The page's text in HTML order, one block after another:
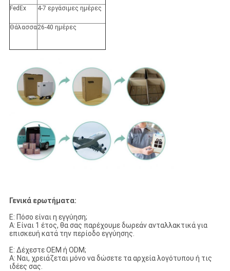
FedEx 4-7 εργάσιμες ημέρες
Θάλασσα 26-40 ημέρες
Γενικά ερωτήματα:
Ε: Πόσο είναι η εγγύηση;
Α: Είναι 1 έτος, θα σας παρέχουμε δωρεάν ανταλλακτικά για
επισκευή κατά την περίοδο εγγύησης.
Ε: Δέχεστε OEM ή ODM;
Α: Ναι, χρειάζεται μόνο να δώσετε τα αρχεία λογότυπου ή τις
ιδέες σας.